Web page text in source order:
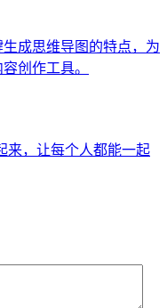
成思维导图的特点，为
创作工具。
来，让每个人都能一起